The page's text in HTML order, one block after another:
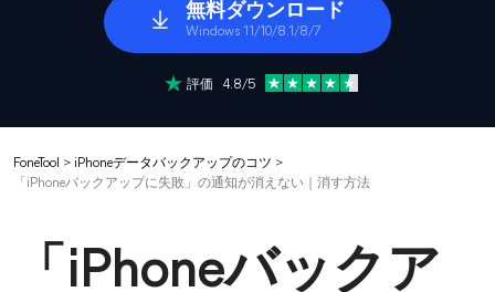
無料ダウンロード
Windows 11/10/8.1/8/7
評価 4.8/5
FoneTool > iPhoneデータバックアップのコツ >
「iPhoneバックアップに失敗」の通知が消えない｜消す方法
「iPhoneバックア